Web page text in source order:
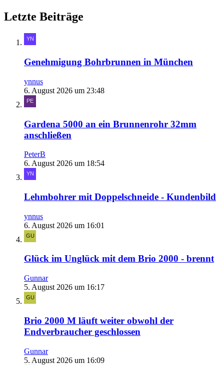
Letzte Beiträge
Genehmigung Bohrbrunnen in München
ynnus
6. August 2026 um 23:48
Gardena 5000 an ein Brunnenrohr 32mm
anschließen
PeterB
6. August 2026 um 18:54
Lehmbohrer mit Doppelschneide - Kundenbild
ynnus
6. August 2026 um 16:01
Glück im Unglück mit dem Brio 2000 - brennt
Gunnar
5. August 2026 um 16:17
Brio 2000 M läuft weiter obwohl der
Endverbraucher geschlossen
Gunnar
5. August 2026 um 16:09